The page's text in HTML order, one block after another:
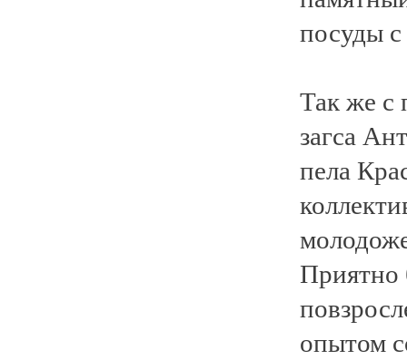
посуды
Так же с
загса
пела
Приятно
опытом